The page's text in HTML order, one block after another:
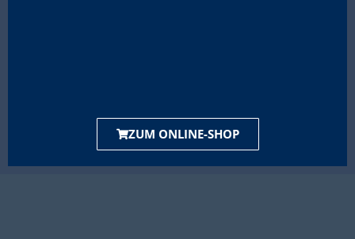
ZUM ONLINE-SHOP